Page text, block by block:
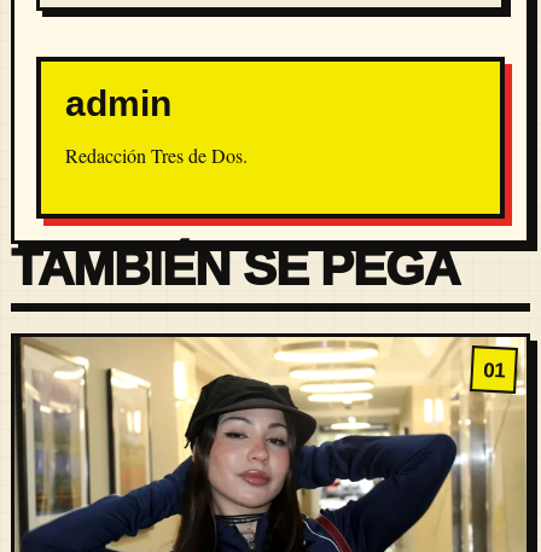
admin
Redacción Tres de Dos.
TAMBIÉN SE PEGA
01